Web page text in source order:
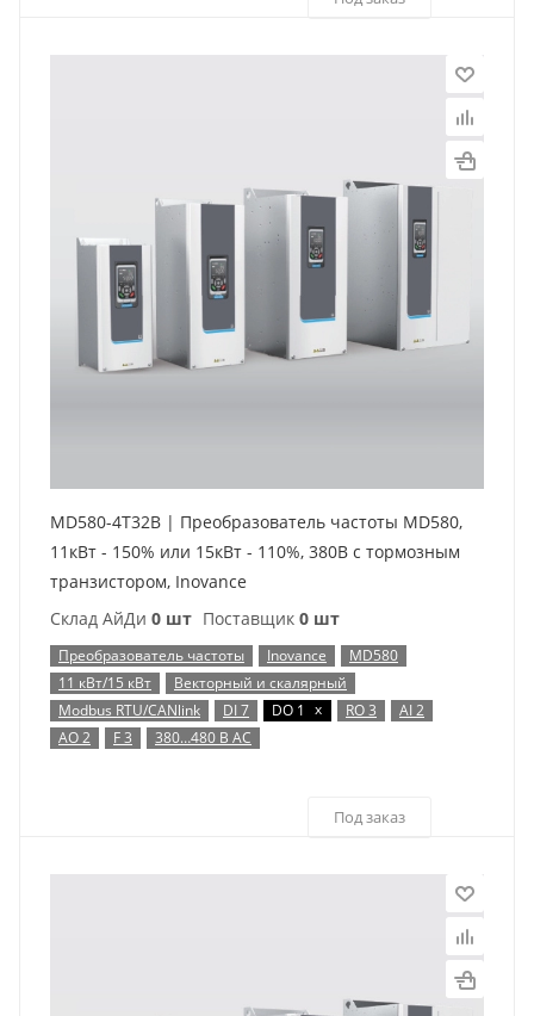
MD580-4T32B | Преобразователь частоты MD580,
11кВт - 150% или 15кВт - 110%, 380В с тормозным
транзистором, Inovance
Склад АйДи 0 шт Поставщик 0 шт
Преобразователь частоты Inovance
MD580
11 кВт/15 кВт
Векторный и скалярный
Modbus RTU/CANlink
DI 7 DO 1 x RO 3
AI 2
AO 2
F 3 380…480 В AC
Под заказ